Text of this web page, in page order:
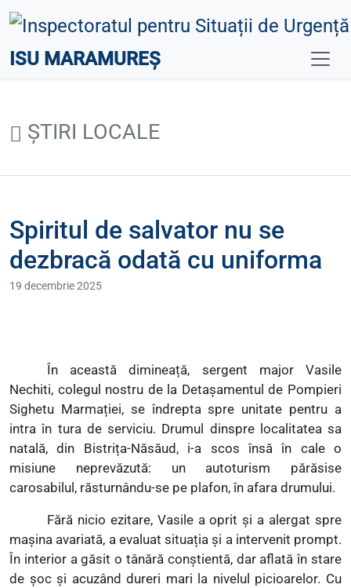
ISU MARAMUREȘ
ȘTIRI LOCALE
Spiritul de salvator nu se
dezbracă odată cu uniforma
19 decembrie 2025
În această dimineață, sergent major Vasile
Nechiti, colegul nostru de la Detașamentul de Pompieri
Sighetu Marmației, se îndrepta spre unitate pentru a
intra în tura de serviciu. Drumul dinspre localitatea sa
natală, din Bistrița-Năsăud, i-a scos însă în cale o
misiune neprevăzută: un autoturism părăsise
carosabilul, răsturnându-se pe plafon, în afara drumului.
Fără nicio ezitare, Vasile a oprit și a alergat spre
mașina avariată, a evaluat situația și a intervenit prompt.
În interior a găsit o tânără conștientă, dar aflată în stare
de șoc și acuzând dureri mari la nivelul picioarelor. Cu